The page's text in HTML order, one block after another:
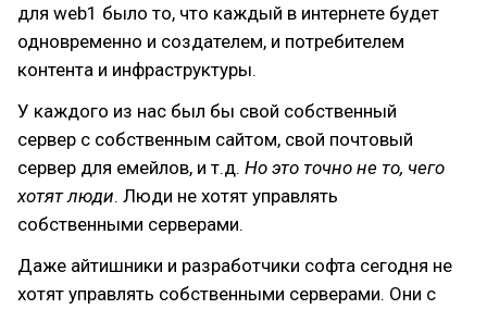
для web1 было то, что каждый в интернете будет
одновременно и создателем, и потребителем
контента и инфраструктуры.
У каждого из нас был бы свой собственный
сервер с собственным сайтом, свой почтовый
сервер для емейлов, и т.д. Но это точно не то, чего
хотят люди. Люди не хотят управлять
собственными серверами.
Даже айтишники и разработчики софта сегодня не
хотят управлять собственными серверами. Они с